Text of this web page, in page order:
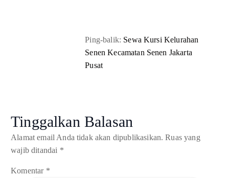
Ping-balik: Sewa Kursi Kelurahan
Senen Kecamatan Senen Jakarta
Pusat
Tinggalkan Balasan
Alamat email Anda tidak akan dipublikasikan. Ruas yang
wajib ditandai *
Komentar *